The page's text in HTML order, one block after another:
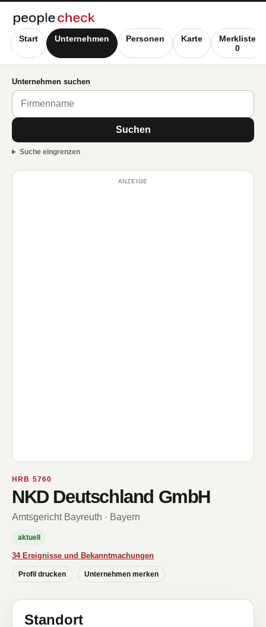
Start Unternehmen Personen Karte
Merkliste
0
Unternehmen suchen
Suchen
Suche eingrenzen
ANZEIGE
HRB 5760
NKD Deutschland GmbH
Amtsgericht Bayreuth · Bayern
aktuell
34 Ereignisse und Bekanntmachungen
Profil drucken Unternehmen merken
Standort